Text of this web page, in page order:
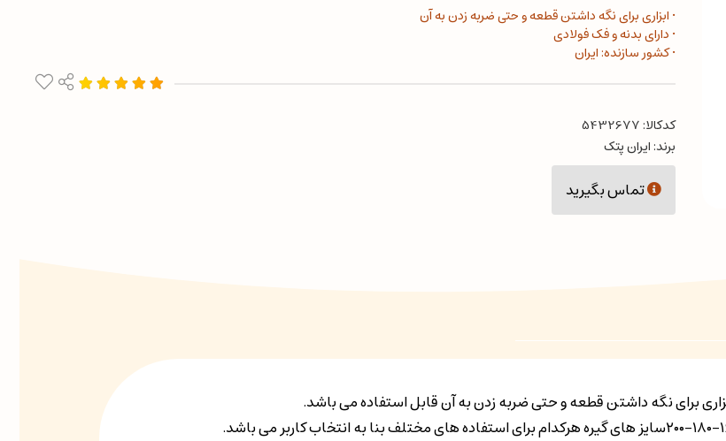
• ابزاری برای نگه داشتن قطعه و حتی ضربه زدن به آن
• دارای بدنه و فک فولادی
• کشور سازنده: ایران
کدکالا:
برند: ایران پتک
تماس بگیرید
برای نگه داشتن قطعه و حتی ضربه زدن به آن قابل استفاده می باشد.